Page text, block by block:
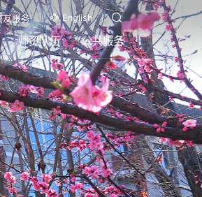
友服务 English
师资队伍 公共服务